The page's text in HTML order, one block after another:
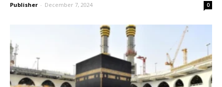
Publisher - December 7, 2024 0